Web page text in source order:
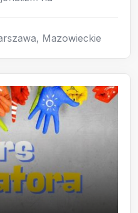
, Mazowieckie